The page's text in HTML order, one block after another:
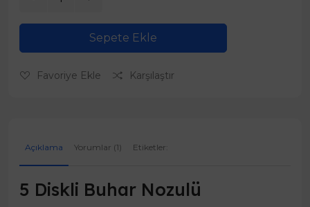
Sepete Ekle
Favoriye Ekle Karşılaştır
Açıklama Yorumlar (1) Etiketler:
5 Diskli Buhar Nozulü